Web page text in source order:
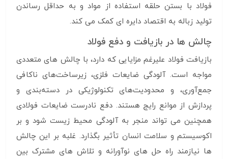
فولاد با بستن حلقه استفاده از مواد و به حداقل رساندن
تولید زباله به اقتصاد دایره ای کمک می کند.
چالش ها در بازیافت و دفع فولاد
بازیافت فولاد علیرغم مزایایی که دارد، با چالش های متعددی
مواجه است. آلودگی ضایعات فلزی، زیرساخت‌های ناکافی
جمع‌آوری، و محدودیت‌های تکنولوژیکی در دسته‌بندی و
پردازش از موانع رایج هستند. دفع نادرست ضایعات فولادی
همچنین می تواند منجر به آلودگی محیط زیست شود و بر
اکوسیستم و سلامت انسان تأثیر بگذارد. غلبه بر این چالش
ها نیازمند راه حل های نوآورانه و تلاش های مشترک بین